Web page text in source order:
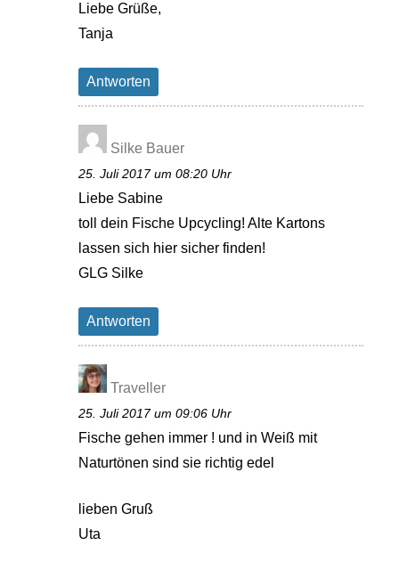
Liebe Grüße,
Tanja
Antworten
Silke Bauer
25. Juli 2017 um 08:20 Uhr
Liebe Sabine
toll dein Fische Upcycling! Alte Kartons
lassen sich hier sicher finden!
GLG Silke
Antworten
Traveller
25. Juli 2017 um 09:06 Uhr
Fische gehen immer ! und in Weiß mit
Naturtönen sind sie richtig edel
lieben Gruß
Uta